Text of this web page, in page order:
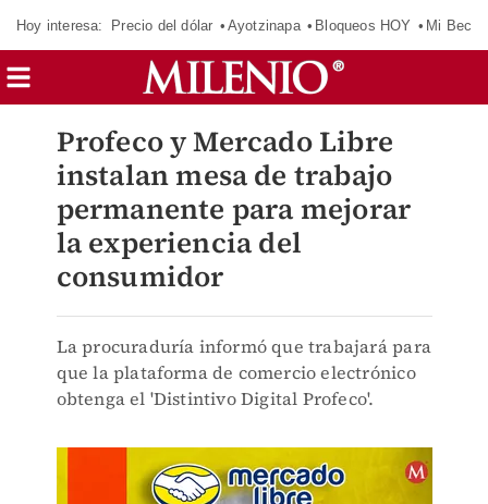
Hoy interesa: Precio del dólar Ayotzinapa Bloqueos HOY Mi Beca
Profeco y Mercado Libre
instalan mesa de trabajo
permanente para mejorar
la experiencia del
consumidor
La procuraduría informó que trabajará para
que la plataforma de comercio electrónico
obtenga el 'Distintivo Digital Profeco'.